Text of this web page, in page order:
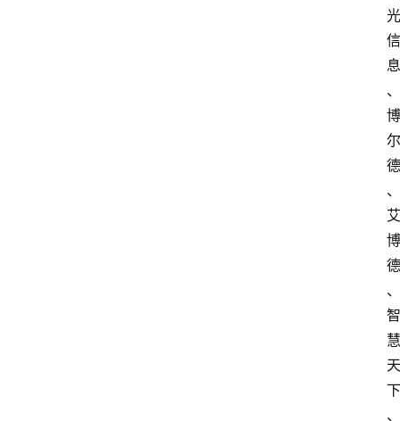
光
信
息
、
博
尔
德
、
艾
博
德
、
智
慧
天
下
、